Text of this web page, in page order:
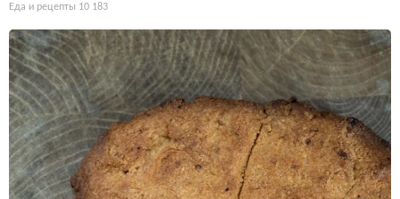
Еда и рецепты 10 183